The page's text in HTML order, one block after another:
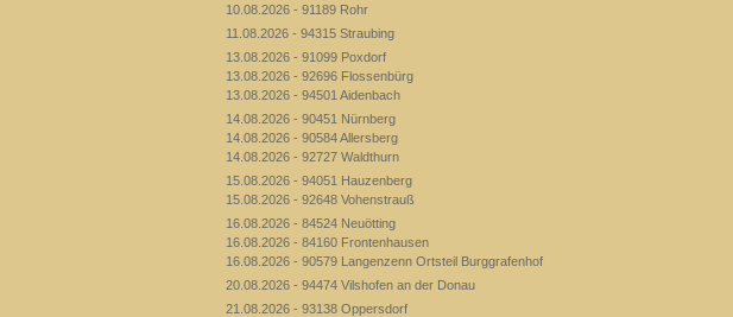
10.08.2026 - 91189 Rohr
11.08.2026 - 94315 Straubing
13.08.2026 - 91099 Poxdorf
13.08.2026 - 92696 Flossenbürg
13.08.2026 - 94501 Aidenbach
14.08.2026 - 90451 Nürnberg
14.08.2026 - 90584 Allersberg
14.08.2026 - 92727 Waldthurn
15.08.2026 - 94051 Hauzenberg
15.08.2026 - 92648 Vohenstrauß
16.08.2026 - 84524 Neuötting
16.08.2026 - 84160 Frontenhausen
16.08.2026 - 90579 Langenzenn Ortsteil Burggrafenhof
20.08.2026 - 94474 Vilshofen an der Donau
21.08.2026 - 93138 Oppersdorf